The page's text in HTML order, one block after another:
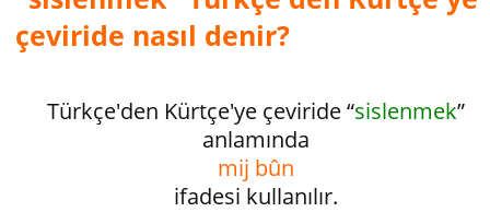
çeviride nasıl denir?
Türkçe'den Kürtçe'ye çeviride “sislenmek”
anlamında
mij bûn
ifadesi kullanılır.